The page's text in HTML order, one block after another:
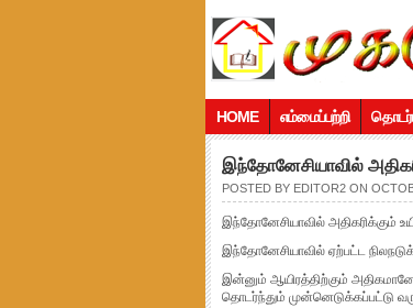
HOME எம்மைப்பற்றி
இந்தோனேசியாவில்
POSTED BY EDITOR2 ON
இந்தோனேசியாவில் அதிகரிக்கும்
இந்தோனேசியாவில் ஏற்பட்ட
இன்னும் ஆயிரத்திற்கும்
தொடர்ந்தும் முன்னெடுக்கப்பட்டு